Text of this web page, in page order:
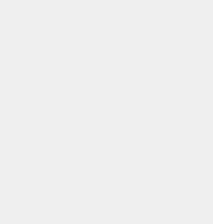
繁殖入りへ